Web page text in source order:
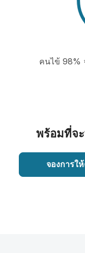
คนไข้ 98%
พร้อมที่จ
จองการใ